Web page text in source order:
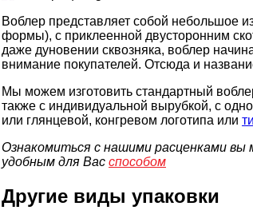
Воблер представляет собой небольшое
формы), с приклеенной двусторонним
даже дуновении сквозняка, воблер
внимание покупателей. Отсюда и
Мы можем изготовить стандартный
также с индивидуальной вырубкой, с
или глянцевой, конгревом логотипа или
Ознакомиться с нашими расценками вы
удобным для Вас способом
Другие виды упаковки